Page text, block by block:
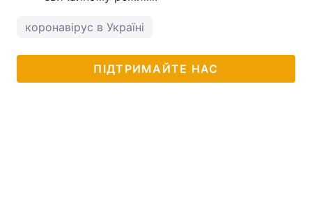
коронавірус в Україні
ПІДТРИМАЙТЕ НАС